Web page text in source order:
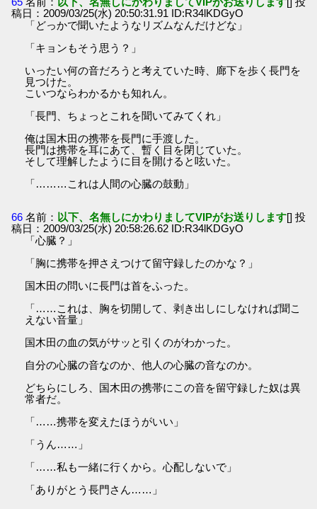
稿日：2009/03/25(水) 20:50:31.91 ID:R34lKDGyO
「どっかで聞いたようなリズムなんだけどな」
「キョンもそう思う？」
いったい何の音だろうと考えていた時、廊下を歩く長門を
見つけた。
こいつならわかるかも知れん。
「長門、ちょっとこれを聞いてみてくれ」
俺は国木田の携帯を長門に手渡した。
長門は携帯を耳にあて、暫く目を閉じていた。
そして理解したように目を開けると呟いた。
「………これは人間の心臓の鼓動」
66 名前： 以下、名無しにかわりましてVIPがお送りします[] 投
稿日：2009/03/25(水) 20:58:26.62 ID:R34lKDGyO
「心臓？」
「胸に携帯を押さえつけて留守録したのかな？」
国木田の問いに長門は首をふった。
「……これは、胸を切開して、剥き出しにしなければ聞こ
えない音量」
国木田の血の気がサッと引くのがわかった。
自分の心臓の音なのか、他人の心臓の音なのか。
どちらにしろ、国木田の携帯にこの音を留守録した奴は異
常者だ。
「……携帯を変えたほうがいい」
「うん……」
「……私も一緒に行くから。心配しないで」
「ありがとう長門さん……」